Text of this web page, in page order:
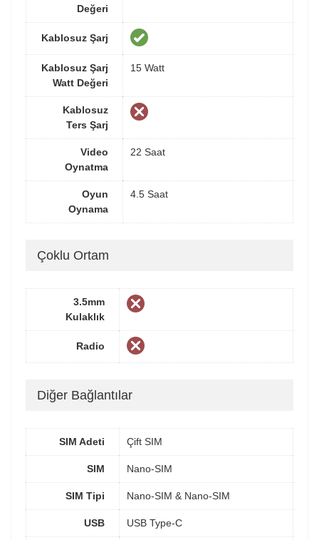
Değeri
Kablosuz Şarj
Kablosuz Şarj
Watt Değeri
15 Watt
Kablosuz
Ters Şarj
Video
Oynatma
22 Saat
Oyun
Oynama
4.5 Saat
Çoklu Ortam
3.5mm
Kulaklık
Radio
Diğer Bağlantılar
SIM Adeti Çift SIM
SIM Nano-SIM
SIM Tipi Nano-SIM & Nano-SIM
USB USB Type-C